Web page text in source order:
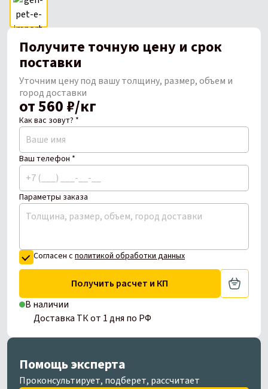
Получите точную цену и срок
поставки
Уточним цену под вашу толщину, размер, объем и
город доставки
от 560 ₽/кг
Как вас зовут? *
Ваш телефон *
Параметры заказа
Согласен с политикой обработки данных
Получить расчет и КП
В наличии
Доставка ТК от 1 дня по РФ
Помощь эксперта
Проконсультирует, подберет, рассчитает